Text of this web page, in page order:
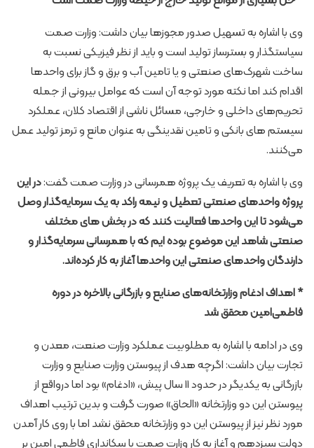
وی با اشاره به تسهیل صدور مجوزها بیان داشت: وزارت صمت
سیاستگذار و بسترساز تولید است و باید از نظر فیزیکی نسبت به
ساخت شهرک‌های صنعتی و یا تامین آب و برق و گاز برای واحدها
اقدام کند اما نکته مورد توجه آن است که عوامل بیرونی از جمله
تحریم‌های داخلی و خارجی، مسائل ناشی از اقتصاد کلان، عملکرد
سیستم های بانکی و تامین نقدینگی به عنوان مانع و ترمز تولید عمل
می‌کنند.
وی با اشاره به تعریف یک پروژه همرسانی در وزارت صمت گفت:در این
پروژه واحدهای صنعتی تعطیل و نیمه راکد به یک سرمایه‌گذار وصل
می‌شود تا این واحدها فعالیت کنند که در بخش های مختلف
صنعتی شاهد این موضوع بوده ایم که با همرسانی سرمایه‌گذار و
دارندگان واحدهای صنعتی این واحدها آغاز به کار کرده‌اند.
* اهداف ادغام وزارتخانه‌های صنایع و بازرگانی بالاخره در دوره
فاطمی‌امین محقق شد‌
وی در ادامه با اشاره به مطلوبیت عملکرد وزارت صنعت، معدن و
تجارت بیان داشت: اگرچه هدف از پیوستن وزارت صنایع و وزارت
بازرگانی به یکدیگر در حدود 11 سال پیش، «ادغام» بود اما درواقع از
پیوستن این دو وزارتخانه «الحاق» صورت گرفت و بدین ترتیب اهداف
مورد نظر نیز از پیوستن این دو وزارتخانه محقق نشد اما با روی کار آمدن
دولت سیزدهم و آغاز به کار وزارت صمت با سکانداری فاطمی امین بر